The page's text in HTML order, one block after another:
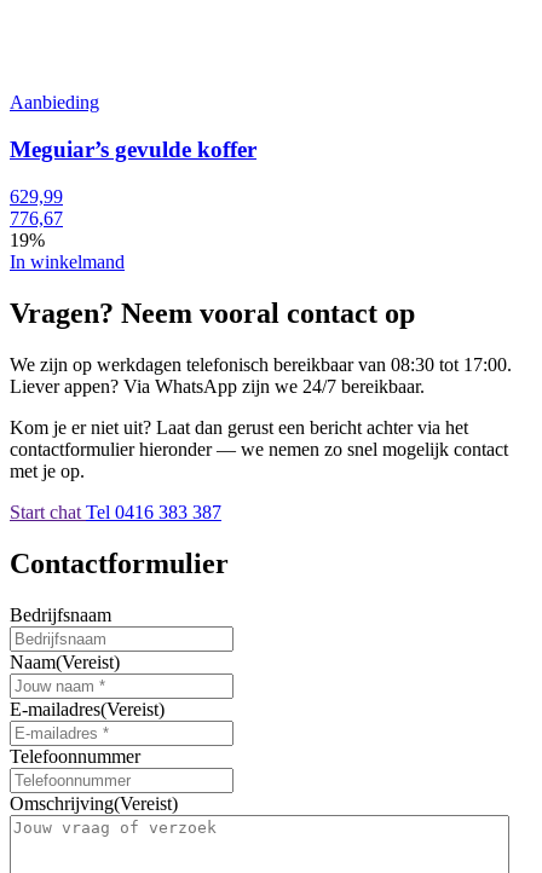
Aanbieding
Meguiar’s gevulde koffer
629,99
776,67
19%
In winkelmand
Vragen? Neem vooral contact op
We zijn op werkdagen telefonisch bereikbaar van 08:30 tot 17:00.
Liever appen? Via WhatsApp zijn we 24/7 bereikbaar.
Kom je er niet uit? Laat dan gerust een bericht achter via het
contactformulier hieronder — we nemen zo snel mogelijk contact
met je op.
Start chat Tel 0416 383 387
Contactformulier
Bedrijfsnaam
Naam(Vereist)
E-mailadres(Vereist)
Telefoonnummer
Omschrijving(Vereist)